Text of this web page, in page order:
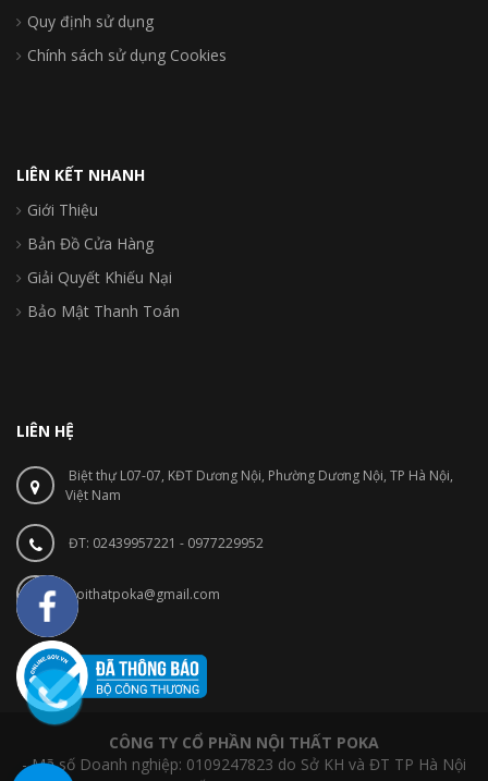
Quy định sử dụng
Chính sách sử dụng Cookies
LIÊN KẾT NHANH
Giới Thiệu
Bản Đồ Cửa Hàng
Giải Quyết Khiếu Nại
Bảo Mật Thanh Toán
LIÊN HỆ
Biệt thự L07-07, KĐT Dương Nội, Phường Dương Nội, TP Hà Nội,
Việt Nam
ĐT: 02439957221 - 0977229952
noithatpoka@gmail.com
CÔNG TY CỔ PHẦN NỘI THẤT POKA
- Mã số Doanh nghiệp: 0109247823 do Sở KH và ĐT TP Hà Nội